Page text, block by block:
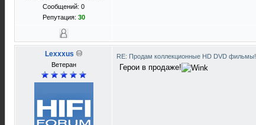
Сообщений: 0
Репутация: 30
Lexxxus
Ветеран
RE: Продам коллекционные HD DVD фильмы!
Герои в продаже!